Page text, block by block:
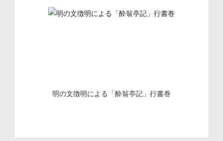
明の文徴明による「酔翁亭記」行書巻